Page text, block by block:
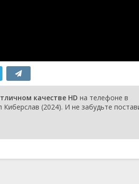
качестве HD на телефоне в
(2024). И не забудьте